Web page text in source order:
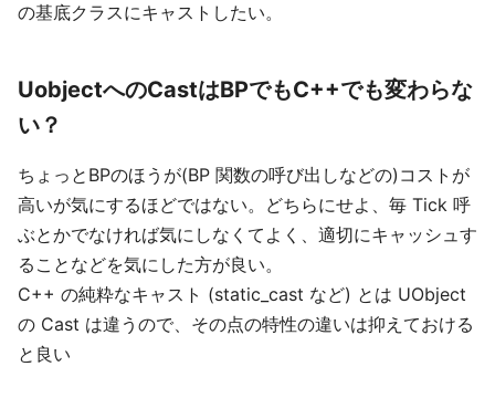
の基底クラスにキャストしたい。
UobjectへのCastはBPでもC++でも変わらな
い？
ちょっとBPのほうが(BP 関数の呼び出しなどの)コストが
高いが気にするほどではない。どちらにせよ、毎 Tick 呼
ぶとかでなければ気にしなくてよく、適切にキャッシュす
ることなどを気にした方が良い。
C++ の純粋なキャスト (static_cast など) とは UObject
の Cast は違うので、その点の特性の違いは抑えておける
と良い